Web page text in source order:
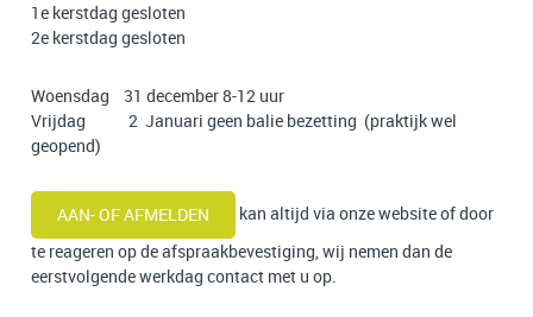
1e kerstdag gesloten
2e kerstdag gesloten
Woensdag 31 december 8-12 uur
Vrijdag 2 Januari geen balie bezetting (praktijk wel
geopend)
AAN- OF AFMELDEN
kan altijd via onze website of door
te reageren op de afspraakbevestiging, wij nemen dan de
eerstvolgende werkdag contact met u op.